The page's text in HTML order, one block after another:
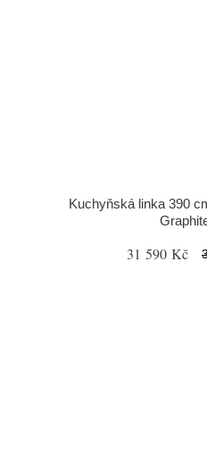
Kuchyňská linka 390
31 590 Kč